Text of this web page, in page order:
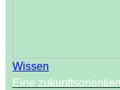
Wissen
Eine